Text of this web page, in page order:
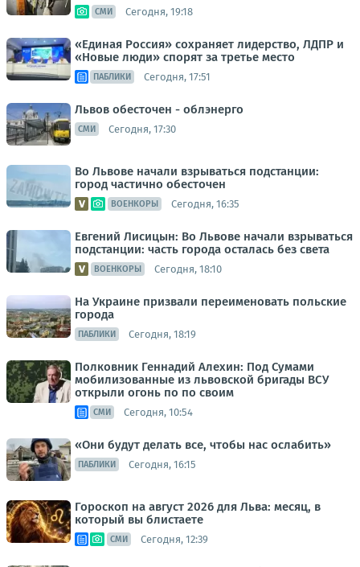
СМИ Сегодня, 19:18
«Единая Россия» сохраняет лидерство, ЛДПР и
«Новые люди» спорят за третье место
ПАБЛИКИ Сегодня, 17:51
Львов обесточен - облэнерго
СМИ Сегодня, 17:30
Во Львове начали взрываться подстанции:
город частично обесточен
ВОЕНКОРЫ Сегодня, 16:35
Евгений Лисицын: Во Львове начали взрываться
подстанции: часть города осталась без света
ВОЕНКОРЫ Сегодня, 18:10
На Украине призвали переименовать польские
города
ПАБЛИКИ Сегодня, 18:19
Полковник Геннадий Алехин: Под Сумами
мобилизованные из львовской бригады ВСУ
открыли огонь по по своим
СМИ Сегодня, 10:54
«Они будут делать все, чтобы нас ослабить»
ПАБЛИКИ Сегодня, 16:15
Гороскоп на август 2026 для Льва: месяц, в
который вы блистаете
СМИ Сегодня, 12:39